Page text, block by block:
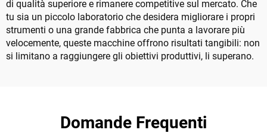
di qualità superiore e rimanere competitive sul mercato. Che
tu sia un piccolo laboratorio che desidera migliorare i propri
strumenti o una grande fabbrica che punta a lavorare più
velocemente, queste macchine offrono risultati tangibili: non
si limitano a raggiungere gli obiettivi produttivi, li superano.
Domande Frequenti